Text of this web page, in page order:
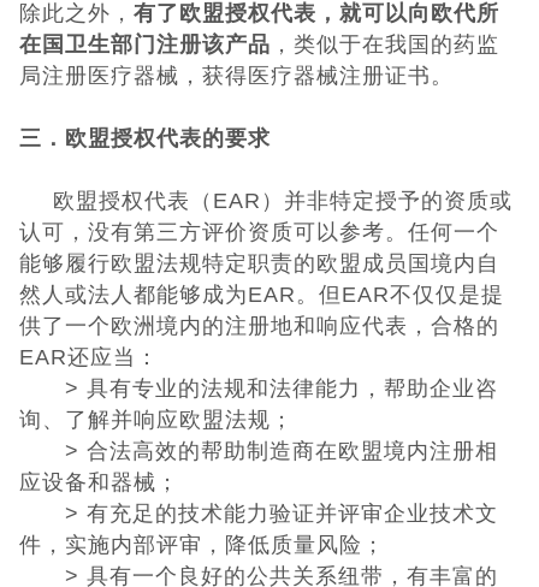
©Danotest.Com
除此之外， 有了欧盟授权代表，就可以向欧代所
在国卫生部门注册该产品 ，类似于在我国的药监
局注册医疗器械，获得医疗器械注册证书。
三．欧盟授权代表的要求
欧盟授权代表（ EAR ）并非特定授予的资质或
认可，没有第三方评价资质可以参考。任何一个
能够履行欧盟法规特定职责的欧盟成员国境内自
然人或法人都能够成为EAR。但 EAR不仅仅是提
供了一个欧洲境内的注册地和响应代表，合格的
EAR还应当：
> 具有专业的法规和法律能力，帮助企业咨
询、了解并响应欧盟法规；
> 合法高效的帮助制造商在欧盟境内注册相
应设备和器械；
> 有充足的技术能力验证并评审企业技术文
件，实施内部评审，降低质量风险；
> 具有一个良好的公共关系纽带，有丰富的